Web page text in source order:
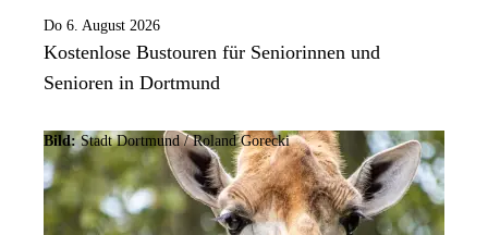
Do 6. August 2026
Kostenlose Bustouren für Seniorinnen und
Senioren in Dortmund
Bild:Stadt Dortmund / Roland Gorecki